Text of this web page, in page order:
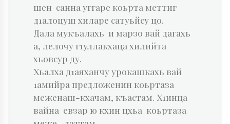
шен санна уггаре коьрта меттиг
д1алоцуш хиларе сатуьйсу цо.
Дала мукъалахь и марзо вай дагахь
а, лелочу г1уллакхаца хилийта
хьовсур ду.
Хьалха д1аяханчу урокашкахь вай
1амийра предложенин коьртаза
меженаш-кхачам, къастам. Х1инца
вайна евзар ю кхин цхьа коьртаза